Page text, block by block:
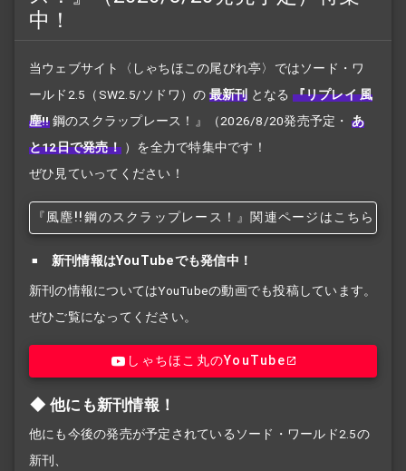
中！
当ウェブサイト〈しゃちほこの尾びれ亭〉ではソード・ワ
ールド2.5（SW2.5/ソドワ）の 最新刊 となる 『リプレイ 風
塵!! 鋼のスクラップレース！』 （2026/8/20発売予定・ あ
と12日で発売！ ）を全力で特集中です！
ぜひ見ていってください！
『風塵!! 鋼のスクラップレース！』関連ページはこちら
新刊情報はYouTubeでも発信中！
新刊の情報についてはYouTubeの動画でも投稿しています。
ぜひご覧になってください。
しゃちほこ丸のYouTube
他にも新刊情報！
他にも今後の発売が予定されているソード・ワールド2.5の
新刊、